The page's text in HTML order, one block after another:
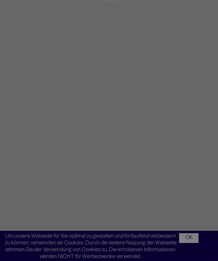
Um unsere Webseite für Sie optimal zu gestalten und fortlaufend verbessern
zu können, verwenden wir Cookies. Durch die weitere Nutzung der Webseite
stimmen Sie der Verwendung von Cookies zu. Die erhobenen Informationen
werden NICHT für Werbezwecke verwendet.
OK